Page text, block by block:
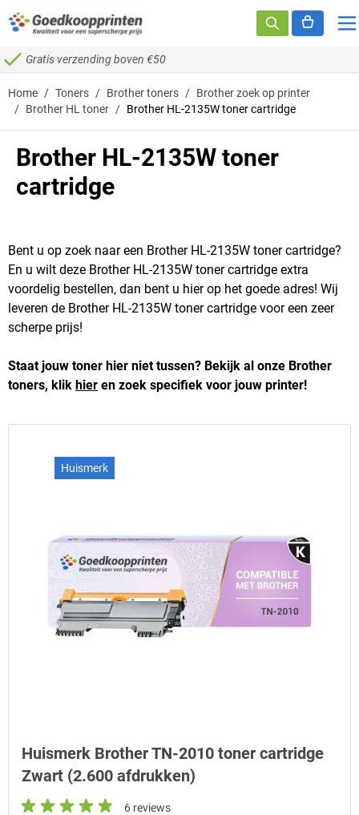
Ga naar de inhoud
Gratis verzending boven €50
Home / Toners / Brother toners / Brother zoek op printer
/ Brother HL toner / Brother HL-2135W toner cartridge
Brother HL-2135W toner
cartridge
Bent u op zoek naar een Brother HL-2135W toner cartridge?
En u wilt deze Brother HL-2135W toner cartridge extra
voordelig bestellen, dan bent u hier op het goede adres! Wij
leveren de Brother HL-2135W toner cartridge voor een zeer
scherpe prijs!
Staat jouw toner hier niet tussen? Bekijk al onze Brother
toners, klik hier en zoek specifiek voor jouw printer!
Huismerk
Huismerk Brother TN-2010 toner cartridge
Zwart (2.600 afdrukken)
6 reviews